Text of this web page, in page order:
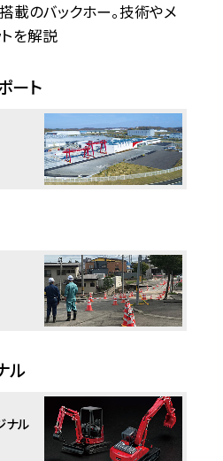
搭載のバックホー。技術やメ
トを解説
ート
ル
ナル